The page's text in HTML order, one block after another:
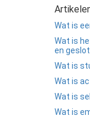
Wat is
Wat is
en
Wat is
Wat is
Wat is
Wat is